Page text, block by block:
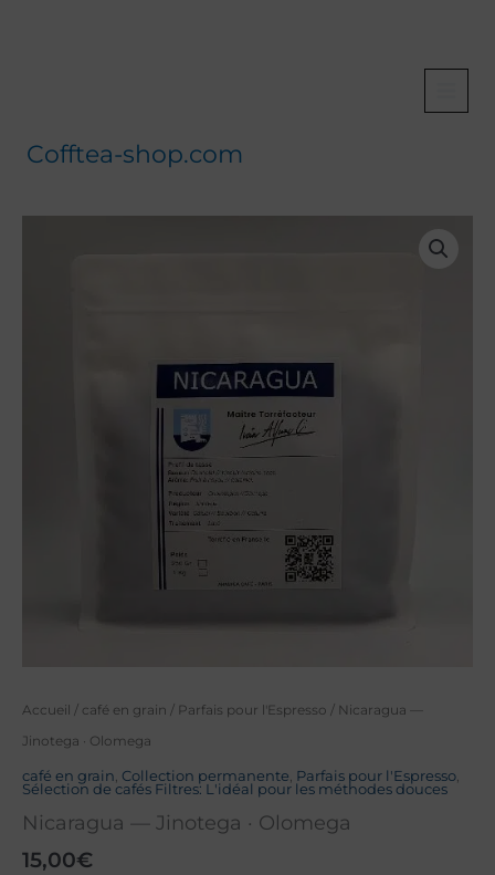
Cofftea-shop.com
Accueil / café en grain / Parfais pour l'Espresso / Nicaragua —
Jinotega · Olomega
café en grain Collection permanente Parfais pour l'Espresso
Sélection de cafés Filtres: L'idéal pour les méthodes douces
Nicaragua — Jinotega · Olomega
15,00€